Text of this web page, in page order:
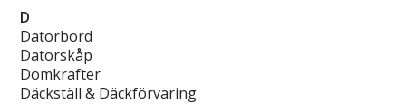
D
Datorbord
Datorskåp
Domkrafter
Däckställ & Däckförvaring